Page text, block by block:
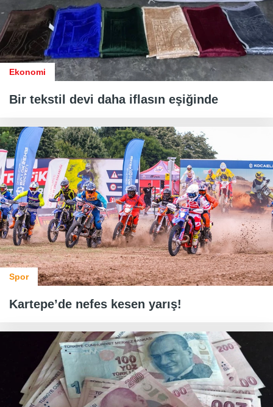
Ekonomi
Bir tekstil devi daha iflasın eşiğinde
Spor
Kartepe’de nefes kesen yarış!